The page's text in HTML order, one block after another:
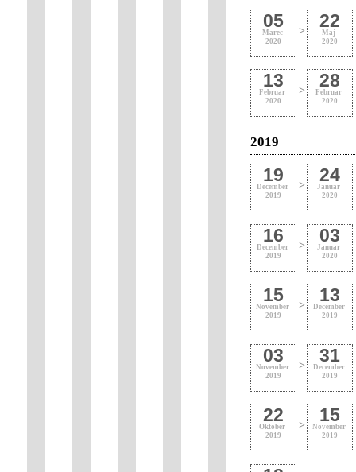
05
Marec
2020
> 22
Maj
2020
13
Februar
2020
> 28
Februar
2020
2019
19
December
2019
> 24
Januar
2020
16
December
2019
> 03
Januar
2020
15
November
2019
> 13
December
2019
03
November
2019
> 31
December
2019
22
Oktober
2019
> 15
November
2019